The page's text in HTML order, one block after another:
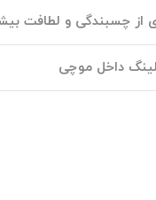
از چسبندگی و لطافت
داخل موچی